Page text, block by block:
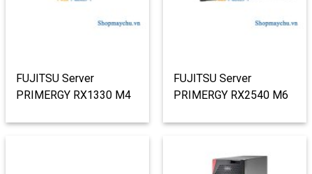
FUJITSU Server
PRIMERGY RX1330 M4
FUJITSU Server
PRIMERGY RX2540 M6